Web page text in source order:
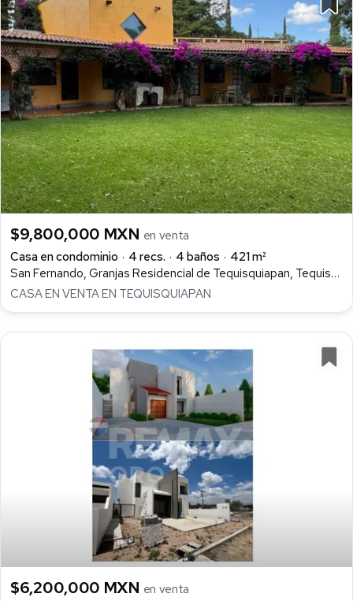
$9,800,000 MXN en venta
Casa en condominio
4 recs. 4 baños
421 m²
San Fernando, Granjas Residencial de Tequisquiapan, Tequisquiapan
CASA EN VENTA EN TEQUISQUIAPAN
$6,200,000 MXN en venta